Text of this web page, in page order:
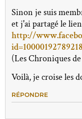
Sinon je suis
et j'ai partagé le
http://
(Les Chroniques
Voilà, je croise les
RÉPONDRE